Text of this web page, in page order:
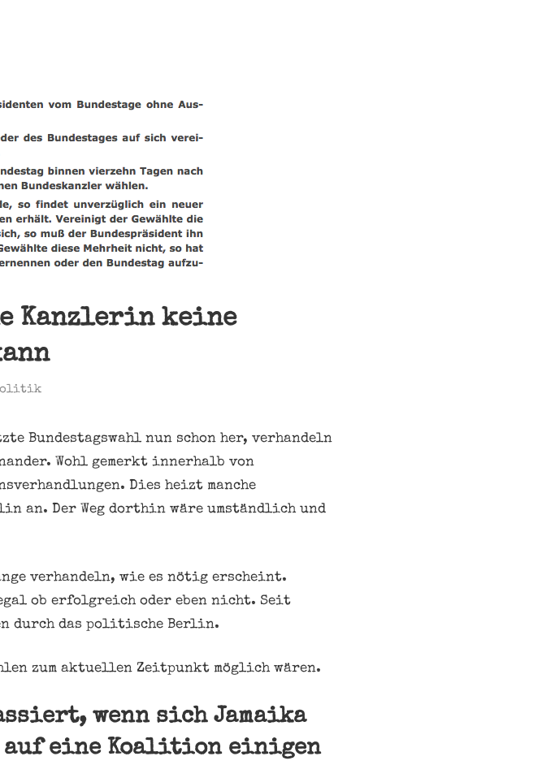
Kanzlerin keine
Bundestagswahl nun schon her, verhandeln
Wohl gemerkt innerhalb von
Dies heizt manche
an. Der Weg dorthin wäre umständlich und
verhandeln, wie es nötig erscheint.
ob erfolgreich oder eben nicht. Seit
durch das politische Berlin.
zum aktuellen Zeitpunkt möglich wären.
wenn sich Jamaika
eine Koalition einigen